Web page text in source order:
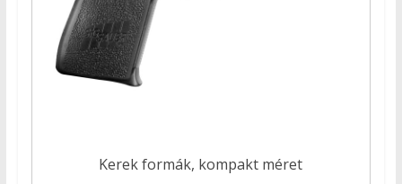
Kerek formák, kompakt méret